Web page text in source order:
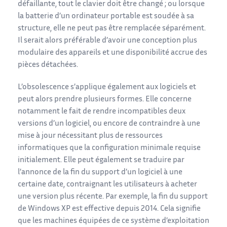
défaillante, tout le clavier doit être changé ; ou lorsque
la batterie d’un ordinateur portable est soudée à sa
structure, elle ne peut pas être remplacée séparément.
Il serait alors préférable d’avoir une conception plus
modulaire des appareils et une disponibilité accrue des
pièces détachées.
L’obsolescence s’applique également aux logiciels et
peut alors prendre plusieurs formes. Elle concerne
notamment le fait de rendre incompatibles deux
versions d’un logiciel, ou encore de contraindre à une
mise à jour nécessitant plus de ressources
informatiques que la configuration minimale requise
initialement. Elle peut également se traduire par
l’annonce de la fin du support d’un logiciel à une
certaine date, contraignant les utilisateurs à acheter
une version plus récente. Par exemple, la fin du support
de Windows XP est effective depuis 2014. Cela signifie
que les machines équipées de ce système d’exploitation